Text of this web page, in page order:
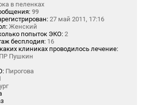
в пеленках
99
27 май 2011, 17:16
Женский
попыток ЭКО: 2
бесплодия: 16
клиниках проводилось лечение:
Пушкин
Пирогова